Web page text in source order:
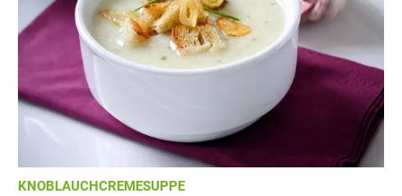
KNOBLAUCHCREMESUPPE